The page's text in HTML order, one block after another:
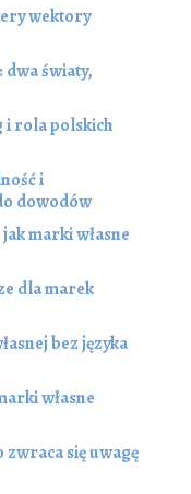
wektory
światy,
i rola polskich
i
dowodów
marki własne
dla marek
bez języka
własne
zwraca się uwagę